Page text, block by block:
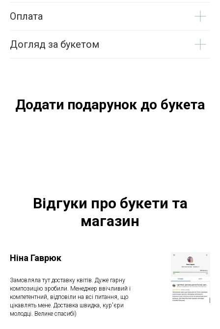
Оплата
Догляд за букетом
Додати подарунок до букета
Відгуки про букети та
магазин
Ніна Гаврюк
Замовляла тут доставку квітів. Дуже гарну
композицію зробили. Менеджер ввічливий і
компетентний, відповіли на всі питання, що
цікавлять мене. Доставка швидка, кур'єри
молодці. Велике спасибі)